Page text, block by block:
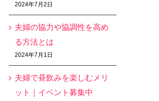
2024年7月2日
夫婦の協力や協調性を高め
る方法とは
2024年7月1日
夫婦で昼飲みを楽しむメリ
ット｜イベント募集中